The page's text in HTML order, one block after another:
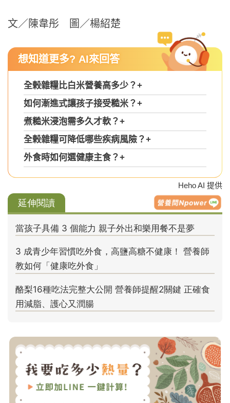
文／陳韋彤 圖／楊紹楚
想知道更多? AI來回答
全榖雜糧比白米營養高多少？+
如何漸進式讓孩子接受糙米？+
煮糙米浸泡需多久才軟？+
全榖雜糧可降低哪些疾病風險？+
外食時如何選健康主食？+
Heho AI 提供